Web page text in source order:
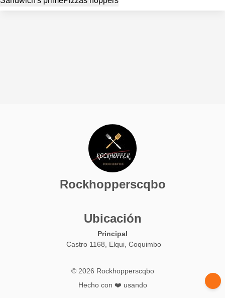
Rockhopperscqbo
Ubicación
Principal
Castro 1168, Elqui, Coquimbo
© 2026 Rockhopperscqbo
Hecho con ❤️ usando